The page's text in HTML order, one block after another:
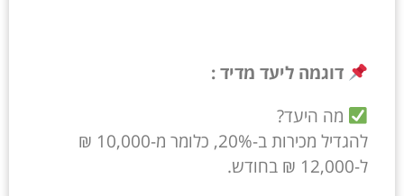
דוגמה ליעד מדיד :
מה היעד?
להגדיל מכירות ב-20%, כלומר מ-10,000 ₪
ל-12,000 ₪ בחודש.